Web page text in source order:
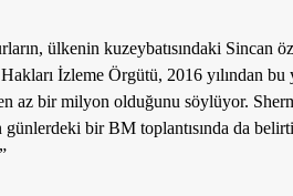
ülkenin kuzeybatısındaki Sincan
İzleme Örgütü, 2016 yılından
en az bir milyon olduğunu söylüyor.
günlerdeki bir BM toplantısında da